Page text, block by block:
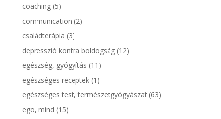
coaching(5)
communication (2)
családterápia (3)
depresszió kontra boldogság(12)
egészség, gyógyítás (11)
egészséges receptek(1)
egészséges test, természetgyógyászat(63)
ego, mind (15)